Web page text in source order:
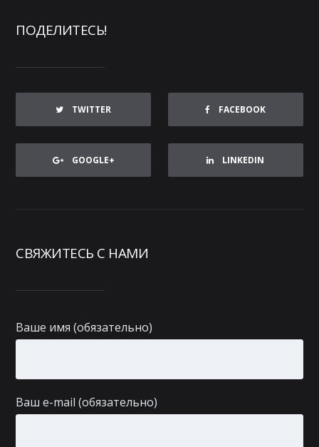
ПОДЕЛИТЕСЬ!
TWITTER FACEBOOK
GOOGLE+ LINKEDIN
СВЯЖИТЕСЬ С НАМИ
Ваше имя (обязательно)
Ваш e-mail (обязательно)